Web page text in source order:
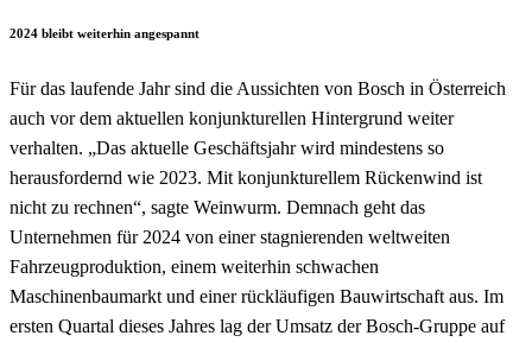
2024 bleibt weiterhin angespannt
Für das laufende Jahr sind die Aussichten von Bosch in Österreich
auch vor dem aktuellen konjunkturellen Hintergrund weiter
verhalten. „Das aktuelle Geschäftsjahr wird mindestens so
herausfordernd wie 2023. Mit konjunkturellem Rückenwind ist
nicht zu rechnen“, sagte Weinwurm. Demnach geht das
Unternehmen für 2024 von einer stagnierenden weltweiten
Fahrzeugproduktion, einem weiterhin schwachen
Maschinenbaumarkt und einer rückläufigen Bauwirtschaft aus. Im
ersten Quartal dieses Jahres lag der Umsatz der Bosch-Gruppe auf